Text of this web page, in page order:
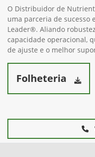
O Distribuidor de
uma parceria de sucesso
Leader®. Aliando
capacidade operacional,
de ajuste e o melhor
Folheteria